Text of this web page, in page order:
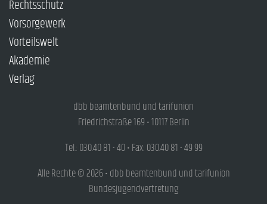
Rechtsschutz
Vorsorgewerk
Vorteilswelt
Akademie
Verlag
dbb beamtenbund und tarifunion
Friedrichstraße 169 • 10117 Berlin
Tel.: 030.40 81 - 40 • Fax: 030.40 81 - 49 99
Alle Rechte © 2026 • dbb beamtenbund und tarifunion
Bundesjugendvertretung